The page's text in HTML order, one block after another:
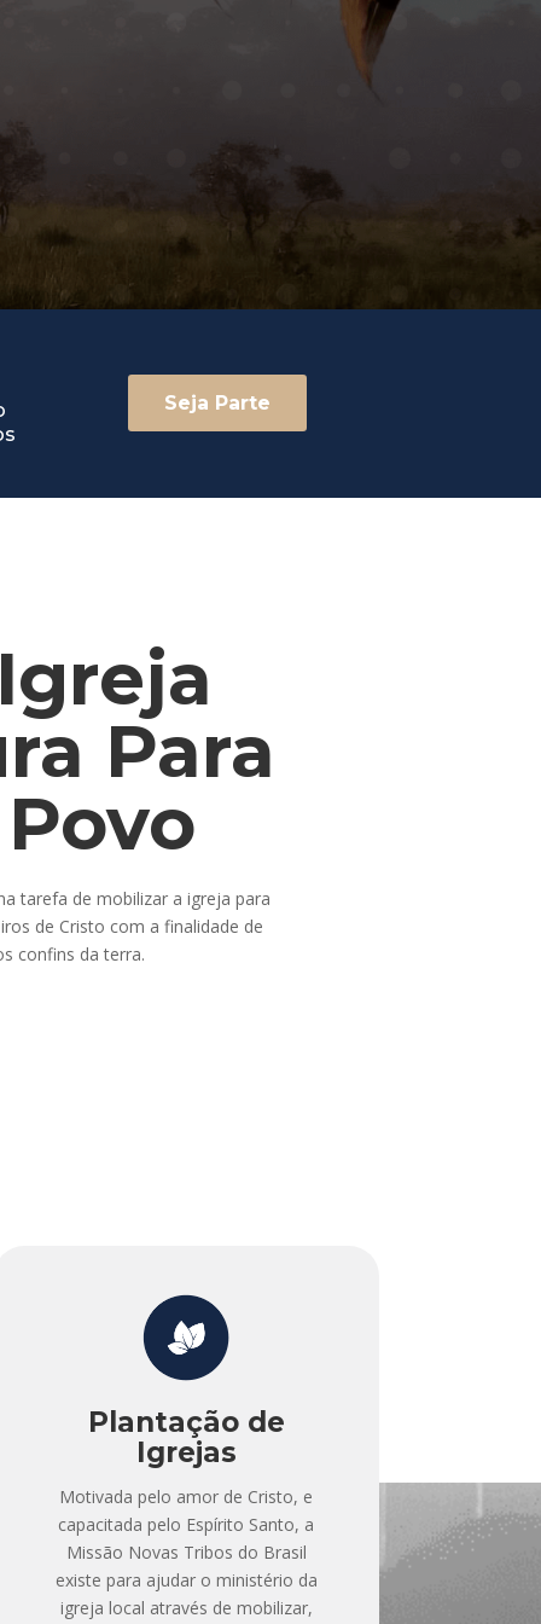
Seja Parte
Para
tarefa de mobilizar a igreja para
de Cristo com a finalidade de
confins da terra.
Plantação de
Igrejas
Motivada pelo amor de Cristo, e
capacitada pelo Espírito Santo, a
Missão Novas Tribos do Brasil
existe para ajudar o ministério da
igreja local através de mobilizar,